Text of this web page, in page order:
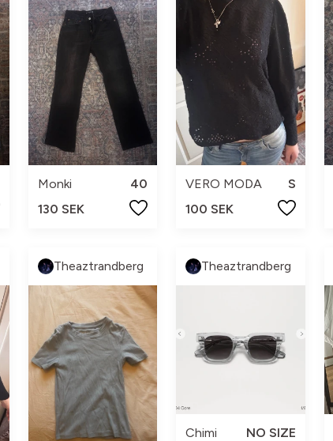
Monki
40
130 SEK
VERO MODA
S
100 SEK
Theaztrandberg Theaztrandberg
Chimi
NO SIZE